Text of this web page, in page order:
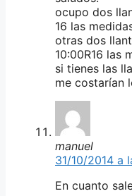
ocupo dos
16 las
otras dos
10:00R16 las
si tienes las
me costarían
manuel
31/10/2014 a
En cuanto